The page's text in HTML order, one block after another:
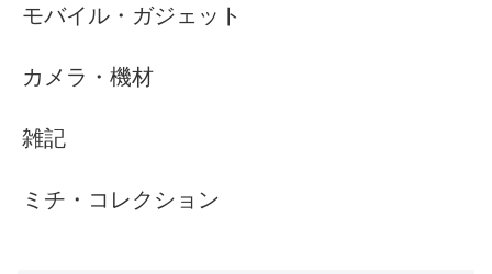
モバイル・ガジェット
カメラ・機材
雑記
ミチ・コレクション